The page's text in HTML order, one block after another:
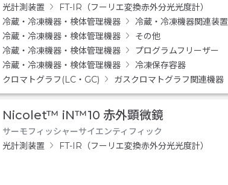
光計測装置
FT-IR（フーリエ変換赤外分光光度計）
冷蔵・冷凍機器・検体管理機器
冷蔵・冷凍機器関連装置
冷蔵・冷凍機器・検体管理機器
その他
冷蔵・冷凍機器・検体管理機器
プログラムフリーザー
冷蔵・冷凍機器・検体管理機器
冷凍保存容器
クロマトグラフ(LC・GC)
ガスクロマトグラフ関連機器
Nicolet™ iN™10 赤外顕微鏡
サーモフィッシャーサイエンティフィック
光計測装置
FT-IR（フーリエ変換赤外分光光度計）